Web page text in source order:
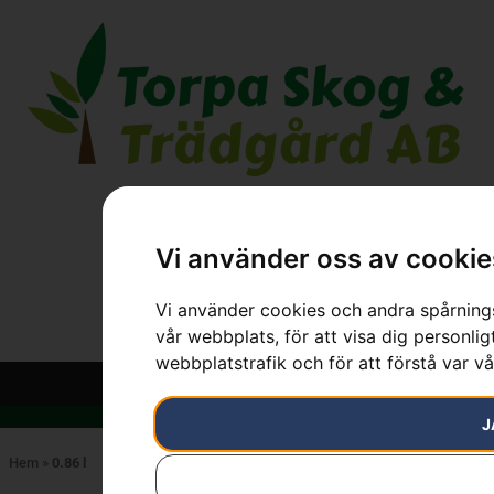
Vi använder oss av
Vi använder cookies och andra
vår webbplats, för att visa dig
webbplatstrafik och för att förstå var
Hem » 0.86 l